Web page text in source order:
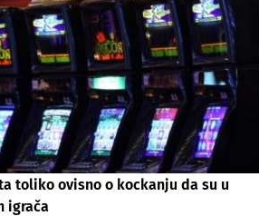
toliko ovisno o kockanju da su u
igrača